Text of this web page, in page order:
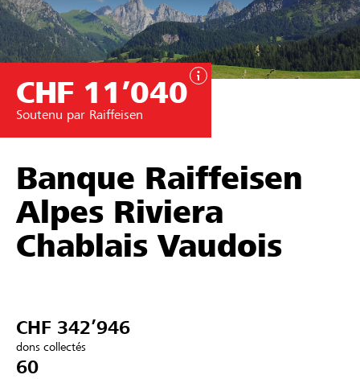
Parrainer
Soutien & assistance
Partenaires / Banques Raiffeisen
S'inscrire
Trouvez des projets et des organisations
Démarrez maintenant
CHF 11’040
Soutenu par Raiffeisen
Banque Raiffeisen
Alpes Riviera
Chablais Vaudois
CHF 342’946
dons collectés
60